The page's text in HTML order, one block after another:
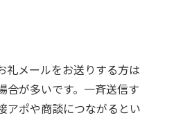
メールをお送りする方は
合が多いです。一斉送信す
アポや商談につながるとい